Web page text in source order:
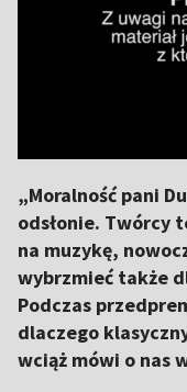
„Moralność pani
odsłonie. Twórcy
na muzykę,
wybrzmieć także
Podczas
dlaczego
wciąż mówi o nas